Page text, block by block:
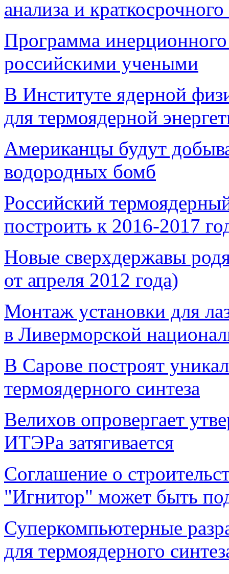
анализа и
Программа
российскими учеными
В Институте ядерной
для термоядерной
Американцы будут
водородных бомб
Российский
построить к 2016-2017
Новые сверхдержавы
от апреля 2012 года)
Монтаж установки для
в Ливерморской
В Сарове построят
термоядерного синтеза
Велихов опровергает
ИТЭРа затягивается
Соглашение о
"Игнитор" может быть
Суперкомпьютерные
для термоядерного